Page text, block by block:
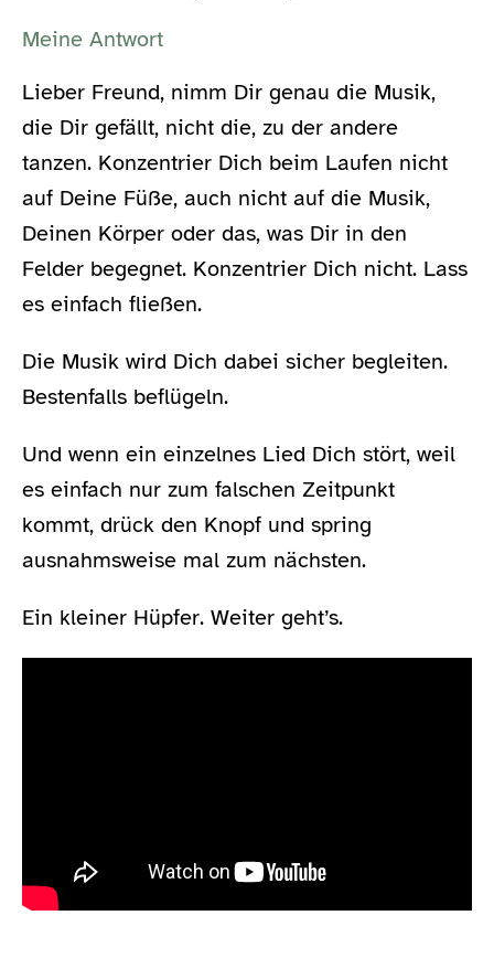
Meine Antwort
Lieber Freund, nimm Dir genau die Musik,
die Dir gefällt, nicht die, zu der andere
tanzen. Konzentrier Dich beim Laufen nicht
auf Deine Füße, auch nicht auf die Musik,
Deinen Körper oder das, was Dir in den
Felder begegnet. Konzentrier Dich nicht. Lass
es einfach fließen.
Die Musik wird Dich dabei sicher begleiten.
Bestenfalls beflügeln.
Und wenn ein einzelnes Lied Dich stört, weil
es einfach nur zum falschen Zeitpunkt
kommt, drück den Knopf und spring
ausnahmsweise mal zum nächsten.
Ein kleiner Hüpfer. Weiter geht’s.